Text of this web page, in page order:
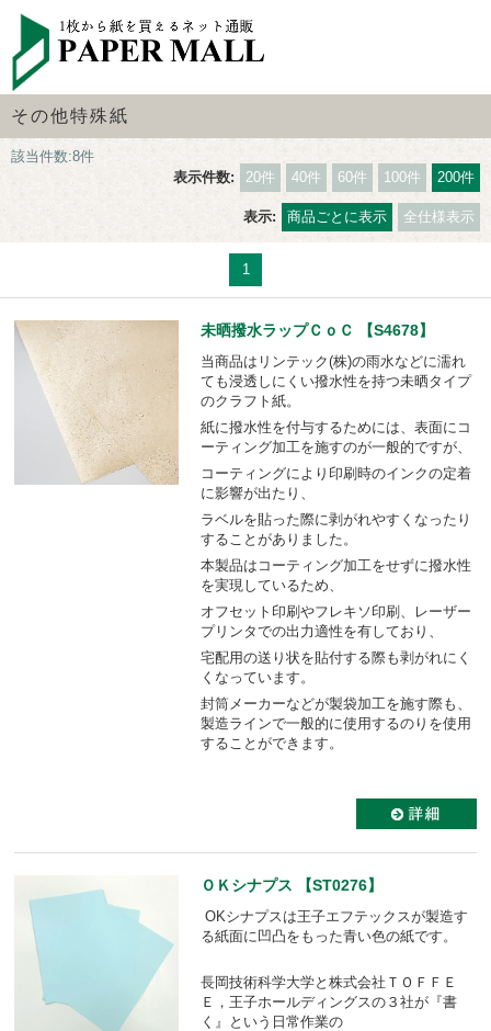
その他特殊紙
該当件数:8件
表示件数:
20件 40件 60件 100件 200件
表示: 商品ごとに表示 全仕様表示
1
未晒撥水ラップＣｏＣ 【S4678】
当商品はリンテック(株)の雨水などに濡れ
ても浸透しにくい撥水性を持つ未晒タイプ
のクラフト紙。
紙に撥水性を付与するためには、表面にコ
ーティング加工を施すのが一般的ですが、
コーティングにより印刷時のインクの定着
に影響が出たり、
ラベルを貼った際に剥がれやすくなったり
することがありました。
本製品はコーティング加工をせずに撥水性
を実現しているため、
オフセット印刷やフレキソ印刷、レーザー
プリンタでの出力適性を有しており、
宅配用の送り状を貼付する際も剥がれにく
くなっています。
封筒メーカーなどが製袋加工を施す際も、
製造ラインで一般的に使用するのりを使用
することができます。
ＯＫシナプス 【ST0276】
OKシナプスは王子エフテックスが製造す
る紙面に凹凸をもった青い色の紙です。
長岡技術科学大学と株式会社ＴＯＦＦＥ
Ｅ，王子ホールディングスの３社が『書
く』という日常作業の